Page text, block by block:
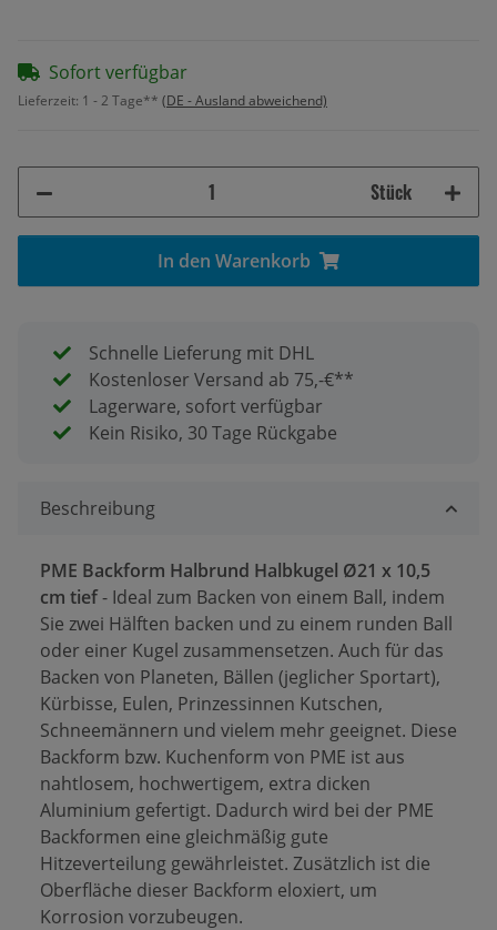
Sofort verfügbar
Lieferzeit: 1 - 2 Tage** (DE - Ausland abweichend)
Stück
In den Warenkorb
Schnelle Lieferung mit DHL
Kostenloser Versand ab 75,-€**
Lagerware, sofort verfügbar
Kein Risiko, 30 Tage Rückgabe
Beschreibung
PME Backform Halbrund Halbkugel Ø21 x 10,5
cm tief- Ideal zum Backen von einem Ball, indem
Sie zwei Hälften backen und zu einem runden Ball
oder einer Kugel zusammensetzen. Auch für das
Backen von Planeten, Bällen (jeglicher Sportart),
Kürbisse, Eulen, Prinzessinnen Kutschen,
Schneemännern und vielem mehr geeignet. Diese
Backform bzw. Kuchenform von PME ist aus
nahtlosem, hochwertigem, extra dicken
Aluminium gefertigt. Dadurch wird bei der PME
Backformen eine gleichmäßig gute
Hitzeverteilung gewährleistet. Zusätzlich ist die
Oberfläche dieser Backform eloxiert, um
Korrosion vorzubeugen.